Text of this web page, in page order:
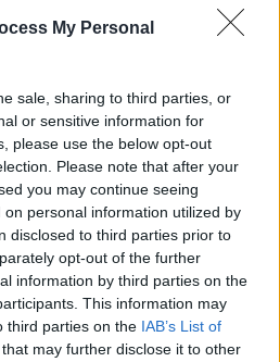
My Personal
sale, sharing to third parties, or
or sensitive information for
please use the below opt-out
Please note that after your
you may continue seeing
personal information utilized by
disclosed to third parties prior to
opt-out of the further
information by third parties on the
This information may
third parties on the IAB’s List of
that may further disclose it to other
τυχερά παίγνια, 49 στον
και 19 στον φόρο
που αφορούν
της χώρας, στις
και στις εισαγωγές
40 στους
33 στα τέλη
τέλος ταξινόμησης
κατανάλωσης καφέ,
απαλλαγές, πολλές από τις
και σε επιμέρους
στους Ειδικούς